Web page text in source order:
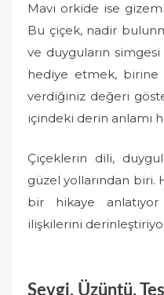
Mavi orkide ise
Bu çiçek, nadir
ve duyguların
hediye etmek, birine
verdiğiniz değeri
içindeki derin anlamı
Çiçeklerin dili,
güzel yollarından biri.
bir hikaye
ilişkilerini
Sevgi, Üzüntü,